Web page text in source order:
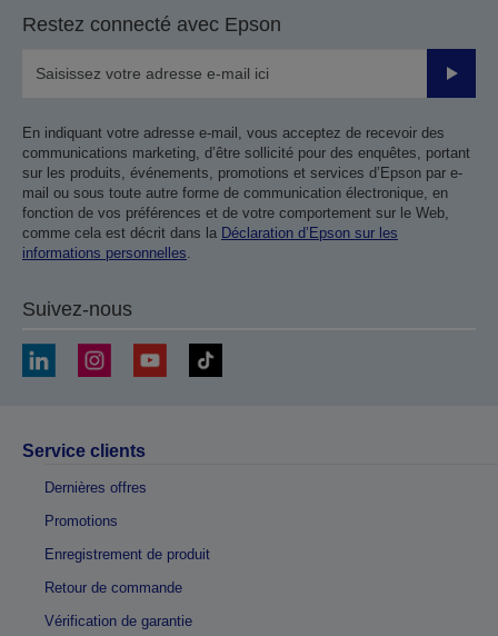
Restez connecté avec Epson
Valider
En indiquant votre adresse e-mail, vous acceptez de recevoir des
communications marketing, d’être sollicité pour des enquêtes, portant
sur les produits, événements, promotions et services d’Epson par e-
mail ou sous toute autre forme de communication électronique, en
fonction de vos préférences et de votre comportement sur le Web,
comme cela est décrit dans la Déclaration d’Epson sur les
informations personnelles
Suivez-nous
Service clients
Dernières offres
Promotions
Enregistrement de produit
Retour de commande
Vérification de garantie